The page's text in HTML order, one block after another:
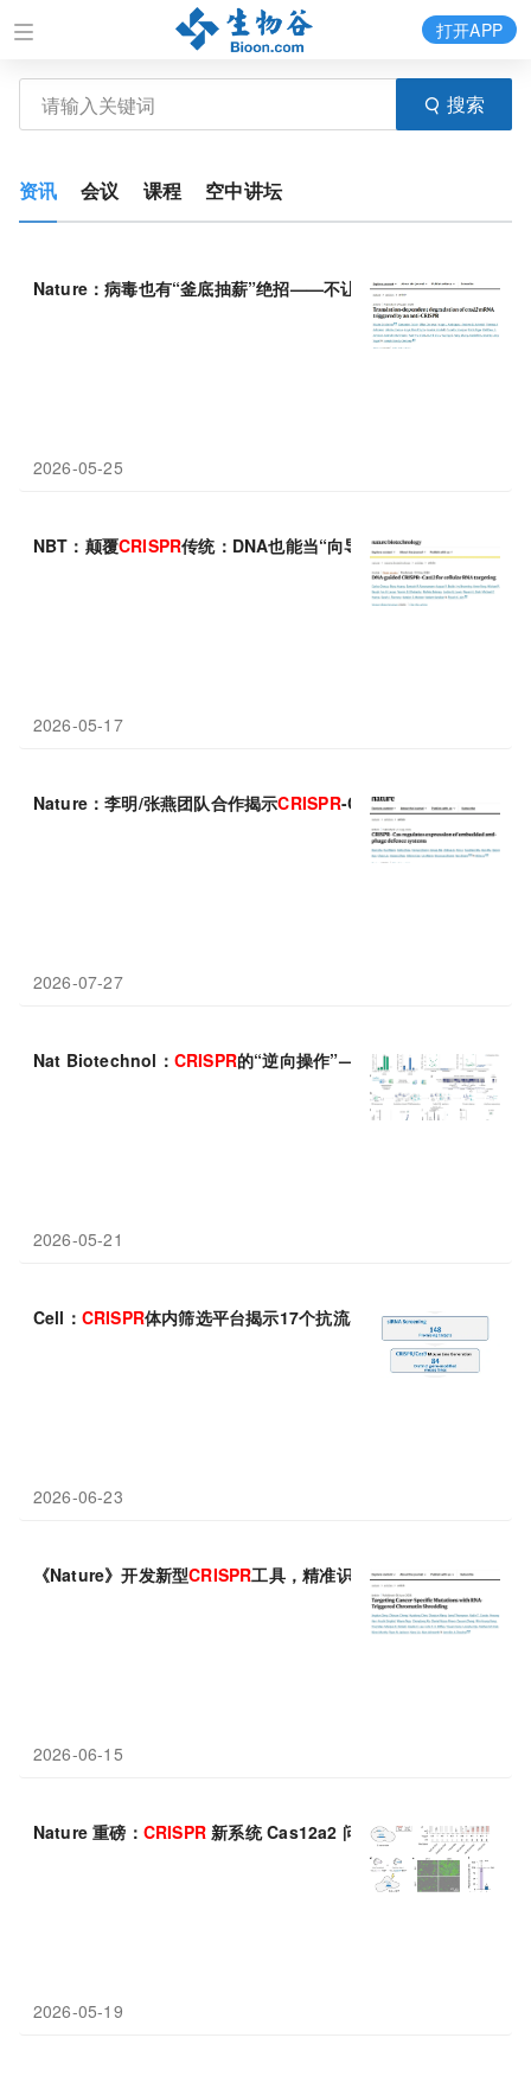
搜索
打开APP
资讯 会议 课程 空中讲坛
Nature：病毒也有“釜底抽薪”绝招——不让细菌造出CRISPR剪刀
2026-05-25
NBT：颠覆CRISPR传统：DNA也能当“向导”，ΨDNA实现RNA靶
2026-05-17
Nature：李明/张燕团队合作揭示CRISPR-Cas调控细菌先天免疫
2026-07-27
Nat Biotechnol： CRISPR的“逆向操作”——用DNA做向导，精准
2026-05-21
Cell： CRISPR体内筛选平台揭示17个抗流感宿主基因——RGNEF
2026-06-23
《Nature》开发新型CRISPR工具，精准识别并杀伤“不可成药”突
2026-06-15
Nature 重磅： CRISPR 新系统 Cas12a2 问世，精准“处决”病变
2026-05-19